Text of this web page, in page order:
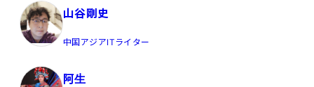
山谷剛史
中国アジアITライター
阿生